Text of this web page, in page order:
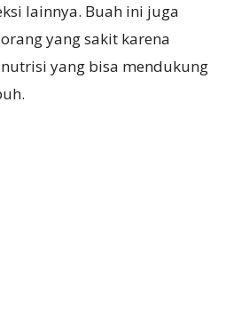
lainnya. Buah ini juga
yang sakit karena
yang bisa mendukung